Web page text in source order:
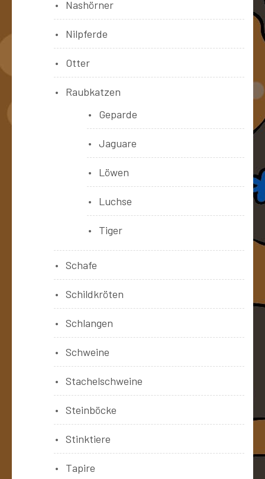
Nashörner
Nilpferde
Otter
Raubkatzen
Geparde
Jaguare
Löwen
Luchse
Tiger
Schafe
Schildkröten
Schlangen
Schweine
Stachelschweine
Steinböcke
Stinktiere
Tapire